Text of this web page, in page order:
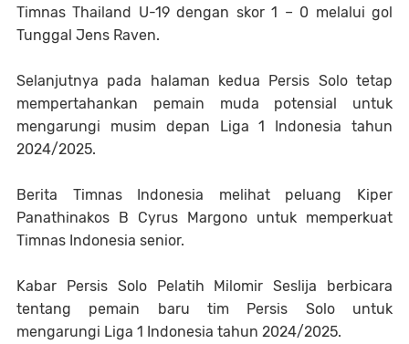
Timnas Thailand U-19 dengan skor 1 – 0 melalui gol
Tunggal Jens Raven.
Selanjutnya pada halaman kedua Persis Solo tetap
mempertahankan pemain muda potensial untuk
mengarungi musim depan Liga 1 Indonesia tahun
2024/2025.
Berita Timnas Indonesia melihat peluang Kiper
Panathinakos B Cyrus Margono untuk memperkuat
Timnas Indonesia senior.
Kabar Persis Solo Pelatih Milomir Seslija berbicara
tentang pemain baru tim Persis Solo untuk
mengarungi Liga 1 Indonesia tahun 2024/2025.